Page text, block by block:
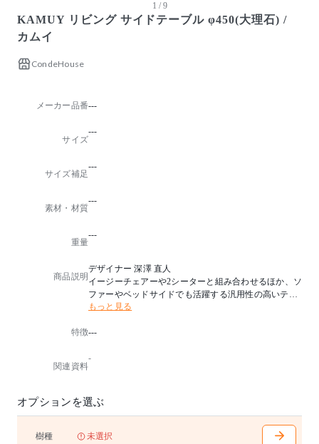
1 / 9
KAMUY リビング サイドテーブル φ450(大理石) /
カムイ
CondeHouse
メーカー品番---
サイズ
---
サイズ補足
---
素材・材質
---
重量
---
商品説明
デザイナー 深澤 直人
イージーチェアーや2シーターと組み合わせるほか、ソ
ファーやベッドサイドでも活躍する汎用性の高いテー
ブル。
しました。すっきりとした印象を与える脚は、上下で
円形のベースも、周りに光の輪ができないなだらかな
天板大理石
もっと見る
特徴---
関連資料
-
オプションを選ぶ
樹種 未選択